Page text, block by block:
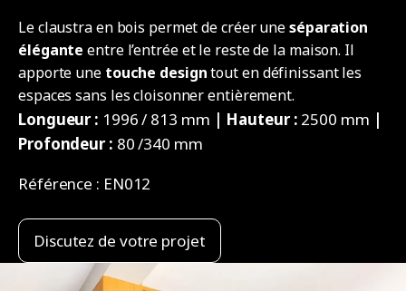
Le claustra en bois permet de créer uneséparation
élégante entre l’entrée et le reste de la maison. Il
apporte une touche designtout en définissant les
espaces sans les cloisonner entièrement.
Longueur : 1996 / 813 mm | Hauteur : 2500 mm |
Profondeur : 80 /340 mm
Référence : EN012
Discutez de votre projet